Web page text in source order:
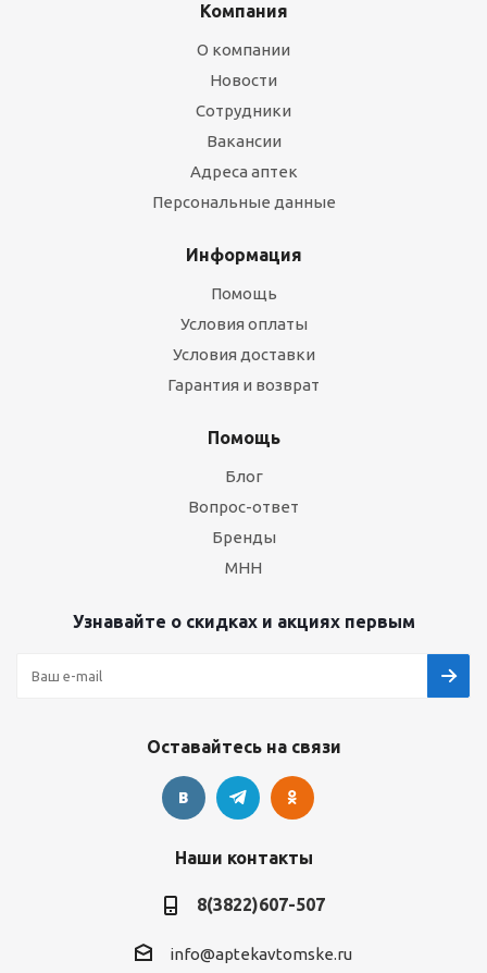
Компания
О компании
Новости
Сотрудники
Вакансии
Адреса аптек
Персональные данные
Информация
Помощь
Условия оплаты
Условия доставки
Гарантия и возврат
Помощь
Блог
Вопрос-ответ
Бренды
МНН
Узнавайте о скидках и акциях первым
Оставайтесь на связи
Наши контакты
8(3822)607-507
info@aptekavtomske.ru